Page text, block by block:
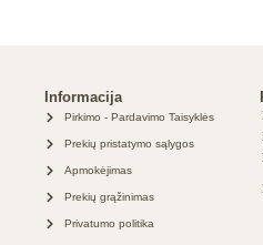
Informacija
Pirkimo - Pardavimo Taisyklės
Prekių pristatymo sąlygos
Apmokėjimas
Prekių grąžinimas
Privatumo politika